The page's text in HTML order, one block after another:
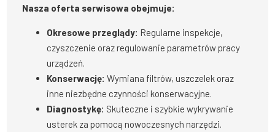
Nasza oferta serwisowa obejmuje:
Okresowe przeglądy: Regularne inspekcje,
czyszczenie oraz regulowanie parametrów pracy
urządzeń.
Konserwację: Wymiana filtrów, uszczelek oraz
inne niezbędne czynności konserwacyjne.
Diagnostykę: Skuteczne i szybkie wykrywanie
usterek za pomocą nowoczesnych narzędzi.